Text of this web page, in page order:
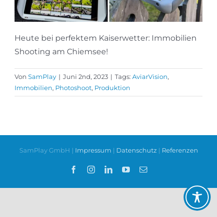
Heute bei perfektem Kaiserwetter: Immobilien
Shooting am Chiemsee!
Von SamPlay | Juni 2nd, 2023 | Tags: AviarVision,
Immobilien, Photoshoot, Produktion
SamPlay GmbH | Impressum | Datenschutz | Referenzen
FacebookInstagramLinkedInYouTube
E-